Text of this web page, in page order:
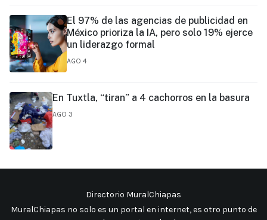
El 97% de las agencias de publicidad en
México prioriza la IA, pero solo 19% ejerce
un liderazgo formal
AGO 4
En Tuxtla, “tiran” a 4 cachorros en la basura
AGO 3
Directorio MuralChiapas
MuralChiapas no solo es un portal en internet, es otro punto de